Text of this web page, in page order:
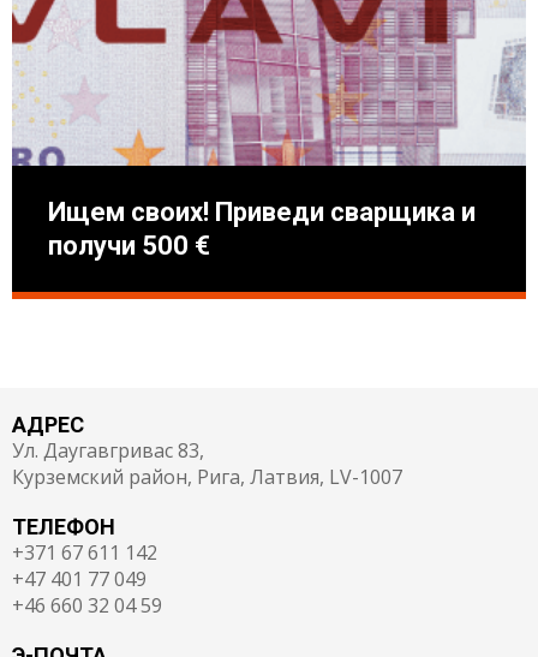
Ищем своих! Приведи сварщика и
получи 500 €
АДРЕС
Ул. Даугавгривас 83,
Курземский район, Рига, Латвия, LV-1007
ТЕЛЕФОН
+371 67 611 142
+47 401 77 049
+46 660 32 04 59